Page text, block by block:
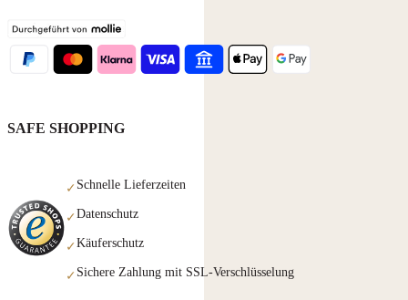
SAFE SHOPPING
✓ Schnelle Lieferzeiten
✓Datenschutz
✓Käuferschutz
✓ Sichere Zahlung mit SSL-Verschlüsselung